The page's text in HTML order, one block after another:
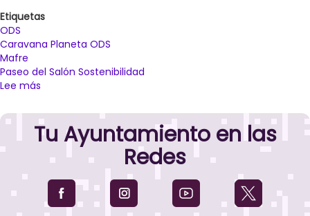
Etiquetas
ODS
Caravana Planeta ODS
Mafre
Paseo del Salón Sostenibilidad
Lee más
"Caravana
Planeta
ODS"
Mapfre
llega
Tu Ayuntamiento en las
Redes